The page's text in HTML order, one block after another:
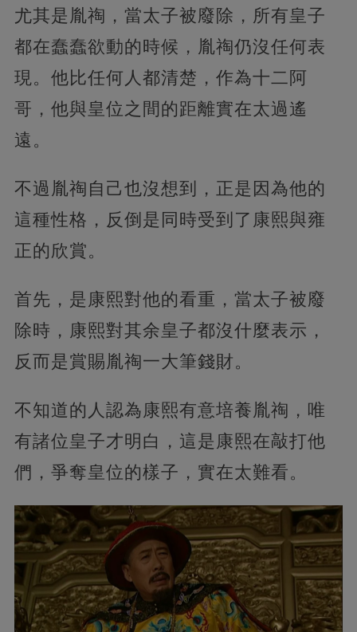
尤其是胤祹，當太子被廢除，所有皇子
都在蠢蠢欲動的時候，胤祹仍沒任何表
現。他比任何人都清楚，作為十二阿
哥，他與皇位之間的距離實在太過遙
遠。
不過胤祹自己也沒想到，正是因為他的
這種性格，反倒是同時受到了康熙與雍
正的欣賞。
首先，是康熙對他的看重，當太子被廢
除時，康熙對其余皇子都沒什麼表示，
反而是賞賜胤祹一大筆錢財。
不知道的人認為康熙有意培養胤祹，唯
有諸位皇子才明白，這是康熙在敲打他
們，爭奪皇位的樣子，實在太難看。